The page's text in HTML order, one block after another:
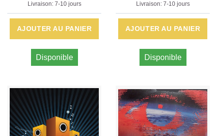
Livraison: 7-10 jours
AJOUTER AU PANIER
Disponible
Livraison: 7-10 jours
AJOUTER AU PANIER
Disponible